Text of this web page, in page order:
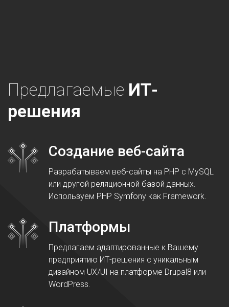
Предлагаемые ИТ-
решения
Создание веб-сайта
Разрабатываем веб-сайты на PHP с MySQL
или другой реляционной базой данных.
Используем PHP Symfony как Framework.
Платформы
Предлагаем адаптированные к Вашему
предприятию ИТ-решения с уникальным
дизайном UX/UI на платформе Drupal8 или
WordPress.